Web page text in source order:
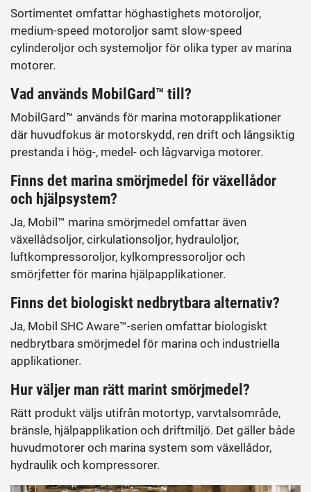
Sortimentet omfattar höghastighets motoroljor,
medium-speed motoroljor samt slow-speed
cylinderoljor och systemoljor för olika typer av marina
motorer.
Vad används MobilGard™ till?
MobilGard™ används för marina motorapplikationer
där huvudfokus är motorskydd, ren drift och långsiktig
prestanda i hög-, medel- och lågvarviga motorer.
Finns det marina smörjmedel för växellådor
och hjälpsystem?
Ja, Mobil™ marina smörjmedel omfattar även
växellådsoljor, cirkulationsoljor, hydrauloljor,
luftkompressoroljor, kylkompressoroljor och
smörjfetter för marina hjälpapplikationer.
Finns det biologiskt nedbrytbara alternativ?
Ja, Mobil SHC Aware™-serien omfattar biologiskt
nedbrytbara smörjmedel för marina och industriella
applikationer.
Hur väljer man rätt marint smörjmedel?
Rätt produkt väljs utifrån motortyp, varvtalsområde,
bränsle, hjälpapplikation och driftmiljö. Det gäller både
huvudmotorer och marina system som växellådor,
hydraulik och kompressorer.